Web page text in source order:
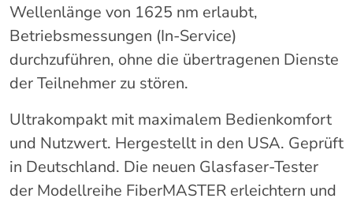
Wellenlänge von 1625 nm erlaubt,
Betriebsmessungen (In-Service)
durchzuführen, ohne die übertragenen Dienste
der Teilnehmer zu stören.
Ultrakompakt mit maximalem Bedienkomfort
und Nutzwert. Hergestellt in den USA. Geprüft
in Deutschland. Die neuen Glasfaser-Tester
der Modellreihe FiberMASTER erleichtern und